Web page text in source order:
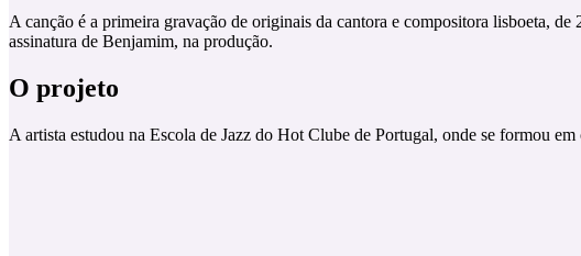
A canção é a primeira gravação de originais da cantora e compositora lisboeta, de
assinatura de Benjamim, na produção.
O projeto
A artista estudou na Escola de Jazz do Hot Clube de Portugal, onde se formou